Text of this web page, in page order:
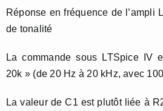
Réponse en fréquence de l’ampli
de tonalité
La commande sous LTSpice IV
20k » (de 20 Hz à 20 kHz, avec
La valeur de C1 est plutôt liée à